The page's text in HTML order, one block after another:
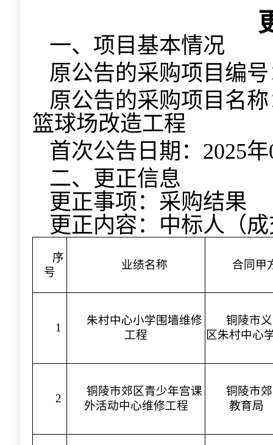
一、项目基本情况
原公告的采购项目编号
原公告的采购项目名
篮球场改造工程
首次公告日期：2025
二、更正信息
更正事项：采购结果
更正内容：中标人（
序
号
业绩名称 合同甲
1
朱村中心小学围墙维修
工程
铜陵市
区朱村中心
2
铜陵市郊区青少年宫课
外活动中心维修工程
铜陵市
教育局